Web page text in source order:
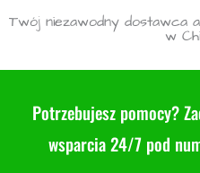
Twój niezawodny dostawca
w
Potrzebujesz pomocy?
wsparcia 24/7 pod